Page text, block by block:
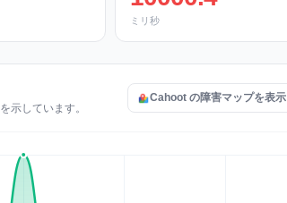
ミリ秒
示しています。
Cahoot の障害マップを表示